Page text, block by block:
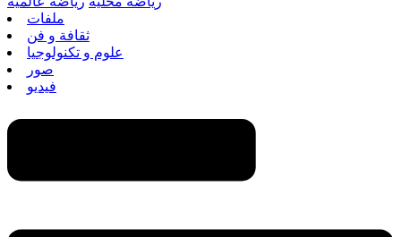
ملفات
ثقافة و فن
علوم و تكنولوجيا
صور
فيديو